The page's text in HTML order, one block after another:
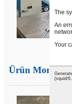
Ürün Montajı